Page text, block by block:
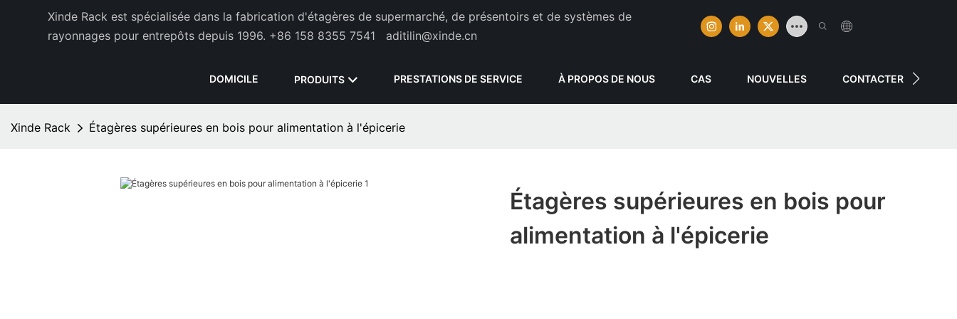
Xinde Rack est spécialisée dans la fabrication d'étagères de supermarché, de présentoirs et de systèmes de
rayonnages pour entrepôts depuis 1996. +86 158 8355 7541 aditilin@xinde.cn
DOMICILE PRODUITS PRESTATIONS DE SERVICE À PROPOS DE NOUS CAS NOUVELLES CONTACTER
Xinde Rack Étagères supérieures en bois pour alimentation à l'épicerie
Étagères supérieures en bois pour
alimentation à l'épicerie